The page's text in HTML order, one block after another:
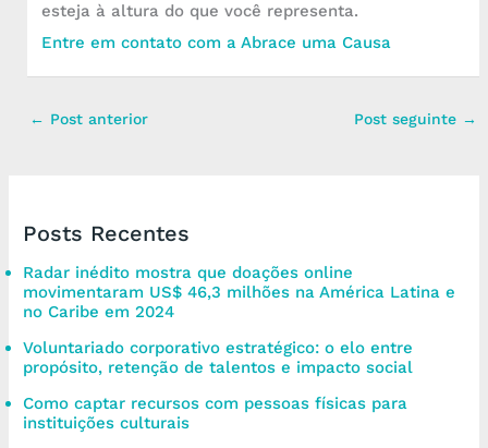
esteja à altura do que você representa.
Entre em contato com a Abrace uma Causa
← Post anterior Post seguinte →
Posts Recentes
Radar inédito mostra que doações online
movimentaram US$ 46,3 milhões na América Latina e
no Caribe em 2024
Voluntariado corporativo estratégico: o elo entre
propósito, retenção de talentos e impacto social
Como captar recursos com pessoas físicas para
instituições culturais